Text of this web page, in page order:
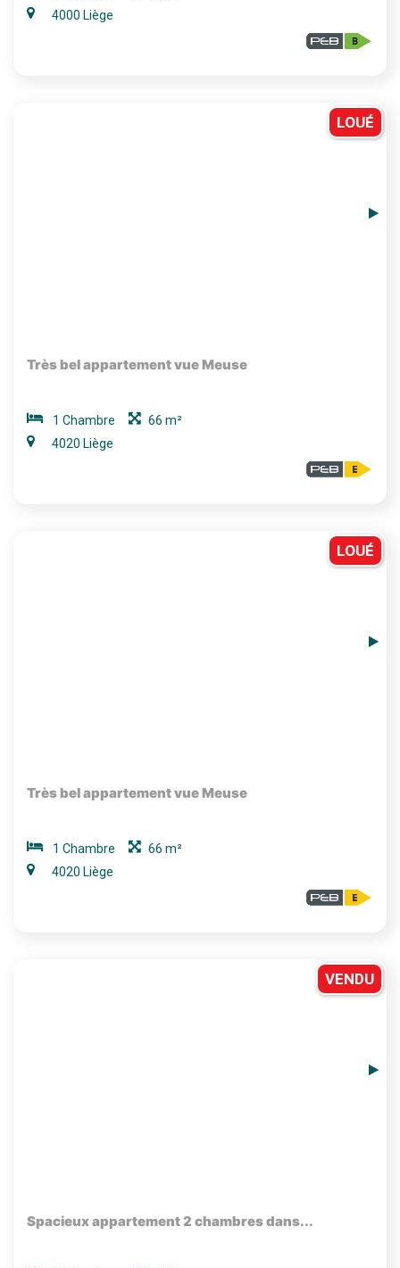
4000 Liège
LOUÉ
Très bel appartement vue Meuse
1 Chambre
66 m²
4020 Liège
LOUÉ
Très bel appartement vue Meuse
1 Chambre
66 m²
4020 Liège
VENDU
Spacieux appartement 2 chambres dans...